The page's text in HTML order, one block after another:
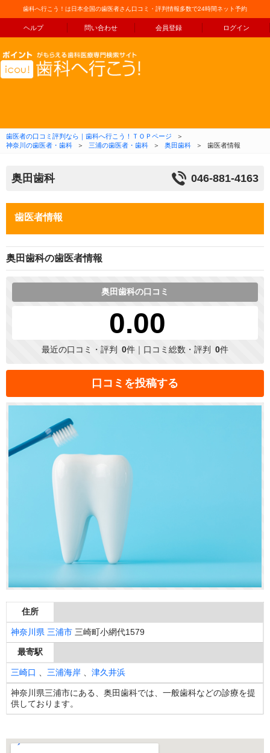
歯科へ行こう！は日本全国の歯医者さん口コミ・評判情報多数で24時間ネット予約
ヘルプ 問い合わせ 会員登録 ログイン
コンテンツへ移動
歯医者の口コミ評判なら｜歯科へ行こう！ＴＯＰページ
＞
神奈川の歯医者・歯科
＞ 三浦の歯医者・歯科 ＞ 奥田歯科 ＞ 歯医者情報
奥田歯科 046-881-4163
歯医者情報
奥田歯科の歯医者情報
奥田歯科の口コミ
0.00
最近の口コミ・評判 0件｜口コミ総数・評判 0件
口コミを投稿する
住所
神奈川県 三浦市 三崎町小網代1579
最寄駅
三崎口 三浦海岸 津久井浜
神奈川県三浦市にある、奥田歯科では、一般歯科などの診療を提
供しております。